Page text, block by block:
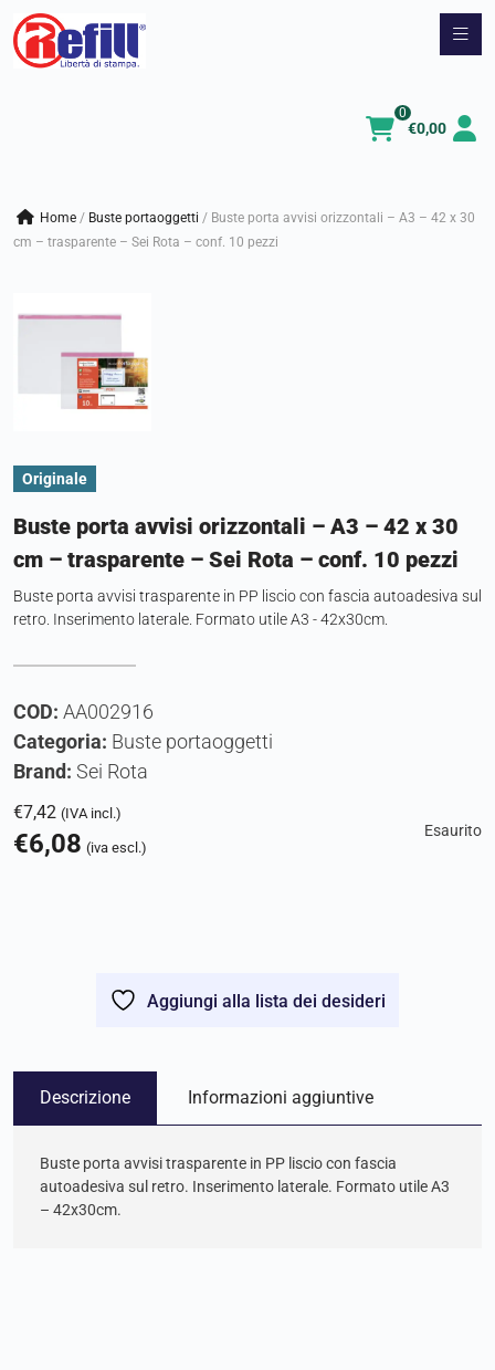
Vai
€0,00
0
Home / buste portaoggetti / Buste porta avvisi orizzontali – A3 – 42 x 30
cm – trasparente – Sei Rota – conf. 10 pezzi
Originale
Buste porta avvisi orizzontali – A3 – 42 x 30
cm – trasparente – Sei Rota – conf. 10 pezzi
Buste porta avvisi trasparente in PP liscio con fascia autoadesiva sul
retro. Inserimento laterale. Formato utile A3 - 42x30cm.
COD: AA002916
Categoria: Buste portaoggetti
Brand: Sei Rota
€7,42 (IVA incl.)
€6,08 (iva escl.)
Esaurito
Aggiungi alla lista dei desideri
Descrizione Informazioni aggiuntive
Buste porta avvisi trasparente in PP liscio con fascia
autoadesiva sul retro. Inserimento laterale. Formato utile A3
– 42x30cm.